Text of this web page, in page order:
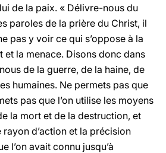
de la paix. « Délivre-nous du
paroles de la prière du Christ, il
pas y voir ce qui s’oppose à la
et la menace. Disons donc dans
de la guerre, de la haine, de
humaines. Ne permets pas que
pas que l’on utilise les moyens
la mort et de la destruction, et
d’action et la précision
l’on avait connu jusqu’à